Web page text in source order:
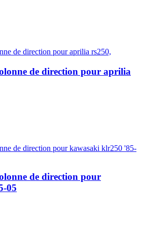
de direction pour aprilia
de direction pour
05